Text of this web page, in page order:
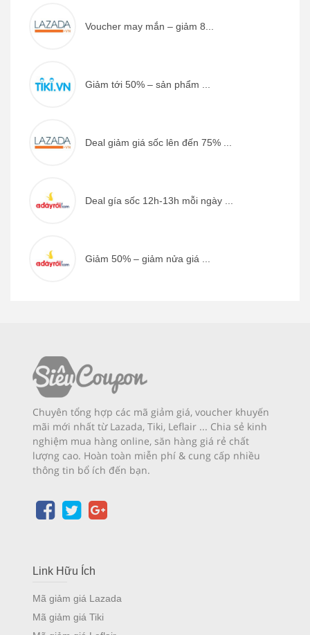
Voucher may mắn – giảm 8...
Giảm tới 50% – sản phẩm ...
Deal giảm giá sốc lên đến 75% ...
Deal gía sốc 12h-13h mỗi ngày ...
Giảm 50% – giảm nửa giá ...
Chuyên tổng hợp các mã giảm giá, voucher khuyến
mãi mới nhất từ Lazada, Tiki, Leflair ... Chia sẻ kinh
nghiệm mua hàng online, săn hàng giá rẻ chất
lượng cao. Hoàn toàn miễn phí & cung cấp nhiều
thông tin bổ ích đến bạn.
Link Hữu Ích
Mã giảm giá Lazada
Mã giảm giá Tiki